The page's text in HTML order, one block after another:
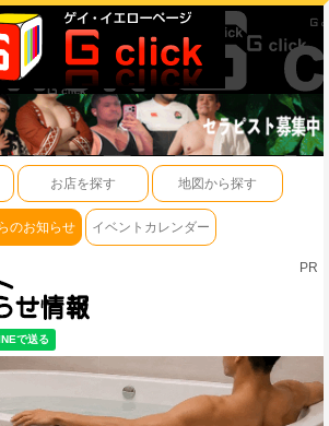
お店を探す 地図から探す
のお知らせ イベントカレンダー
PR